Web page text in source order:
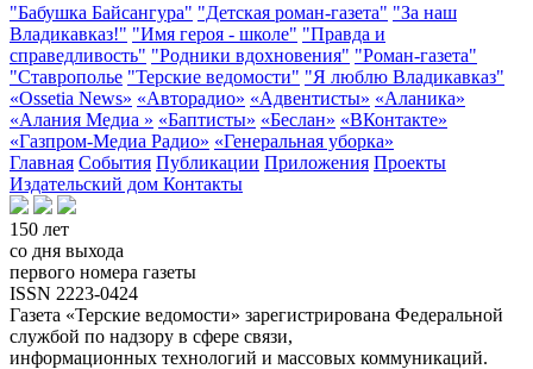
"Бабушка Байсангура" "Детская роман-газета" "За наш
Владикавказ!" "Имя героя - школе" "Правда и
справедливость" "Родники вдохновения" "Роман-газета"
"Ставрополье "Терские ведомости" "Я люблю Владикавказ"
«Ossetia News» «Авторадио» «Адвентисты» «Аланика»
«Алания Медиа » «Баптисты» «Беслан» «ВКонтакте»
«Газпром-Медиа Радио» «Генеральная уборка»
Главная События Публикации Приложения Проекты
Издательский дом Контакты
150 лет
со дня выхода
первого номера газеты
ISSN 2223-0424
Газета «Терские ведомости» зарегистрирована Федеральной
службой по надзору в сфере связи,
информационных технологий и массовых коммуникаций.